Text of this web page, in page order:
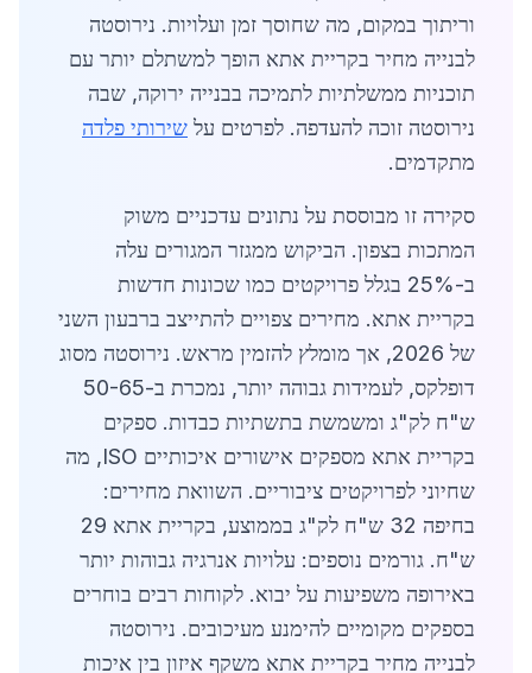
וריתוך במקום, מה שחוסך זמן ועלויות. נירוסטה
לבנייה מחיר בקריית אתא הופך למשתלם יותר עם
תוכניות ממשלתיות לתמיכה בבנייה ירוקה, שבה
נירוסטה זוכה להעדפה. לפרטים על שירותי פלדה
מתקדמים.
סקירה זו מבוססת על נתונים עדכניים משוק
המתכות בצפון. הביקוש ממגזר המגורים עלה
ב-25% בגלל פרויקטים כמו שכונות חדשות
בקריית אתא. מחירים צפויים להתייצב ברבעון השני
של 2026, אך מומלץ להזמין מראש. נירוסטה מסוג
דופלקס, לעמידות גבוהה יותר, נמכרת ב-50-65
ש"ח לק"ג ומשמשת בתשתיות כבדות. ספקים
בקריית אתא מספקים אישורים איכותיים ISO, מה
שחיוני לפרויקטים ציבוריים. השוואת מחירים:
בחיפה 32 ש"ח לק"ג בממוצע, בקריית אתא 29
ש"ח. גורמים נוספים: עלויות אנרגיה גבוהות יותר
באירופה משפיעות על יבוא. לקוחות רבים בוחרים
בספקים מקומיים להימנע מעיכובים. נירוסטה
לבנייה מחיר בקריית אתא משקף איזון בין איכות